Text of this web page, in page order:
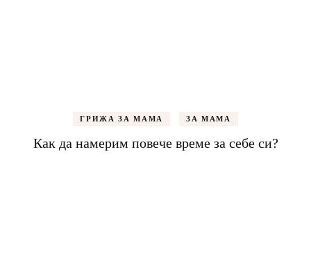
ГРИЖА ЗА МАМА ЗА МАМА
Как да намерим повече време за себе си?